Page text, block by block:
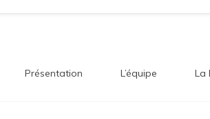
Présentation L’équipe La